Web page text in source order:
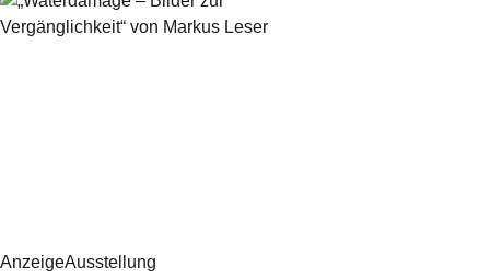
AnzeigeAusstellung